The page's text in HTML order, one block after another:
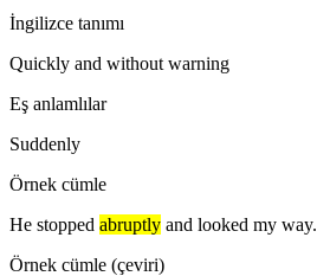
İngilizce tanımı
Quickly and without warning
Eş anlamlılar
Suddenly
Örnek cümle
He stopped abruptly and looked my way.
Örnek cümle (çeviri)